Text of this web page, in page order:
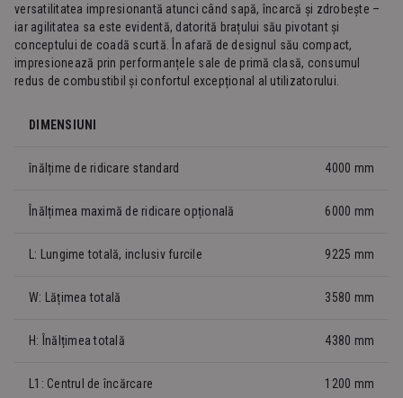
versatilitatea impresionantă atunci când sapă, încarcă și zdrobește –
iar agilitatea sa este evidentă, datorită brațului său pivotant și
conceptului de coadă scurtă. În afară de designul său compact,
impresionează prin performanțele sale de primă clasă, consumul
redus de combustibil și confortul excepțional al utilizatorului.
DIMENSIUNI
înălțime de ridicare standard 4000 mm
Înălțimea maximă de ridicare opțională 6000 mm
L: Lungime totală, inclusiv furcile 9225 mm
W: Lățimea totală 3580 mm
H: Înălțimea totală 4380 mm
L1: Centrul de încărcare 1200 mm